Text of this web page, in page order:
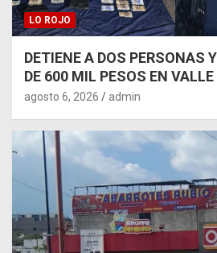
LO ROJO
DETIENE A DOS PERSONAS
DE 600 MIL PESOS EN
agosto 6, 2026 admin